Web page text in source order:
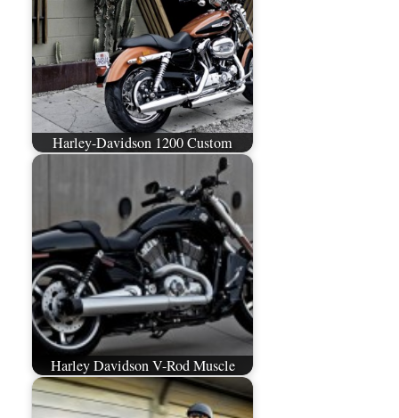
Harley-Davidson 1200 Custom
Harley Davidson V-Rod Muscle